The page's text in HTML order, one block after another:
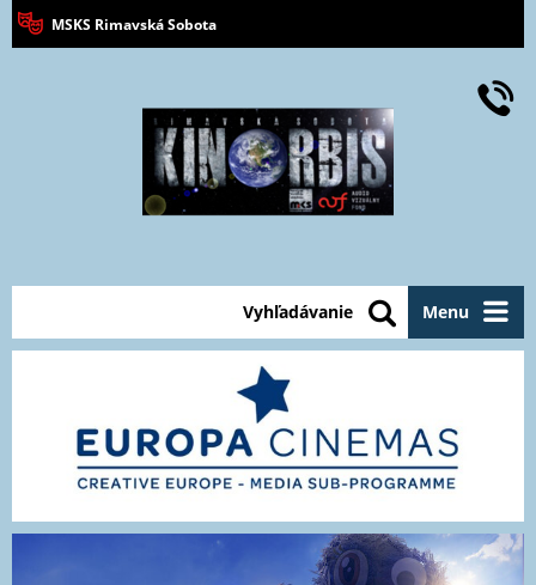
MSKS Rimavská Sobota
Menu
Vyhľadávanie